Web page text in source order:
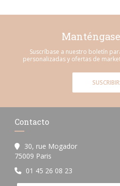
Suscríbase a nuestro boletín
personalizadas y ofertas de
Contacto
30, rue Mogador
75009 Paris
01 45 26 08 23